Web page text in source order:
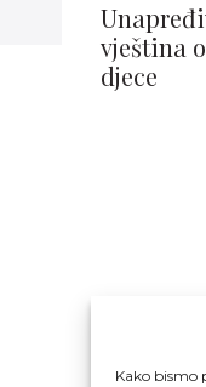
Kako bismo
vještina
djece